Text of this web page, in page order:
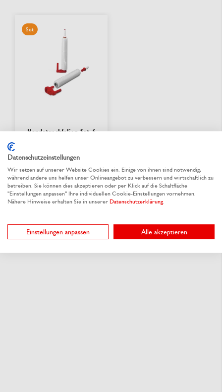
Set
Handstrechfolien Set 6
Aus 4 Varianten wählen
ab 9,76 € / Rl.
Datenschutzeinstellungen
Wir setzen auf unserer Website Cookies ein. Einige von ihnen sind notwendig,
während andere uns helfen unser Onlineangebot zu verbessern und wirtschaftlich zu
betreiben. Sie können dies akzeptieren oder per Klick auf die Schaltfläche
"Einstellungen anpassen" Ihre individuellen Cookie-Einstellungen vornehmen.
Nähere Hinweise erhalten Sie in unserer Datenschutzerklärung.
Einstellungen anpassen Alle akzeptieren